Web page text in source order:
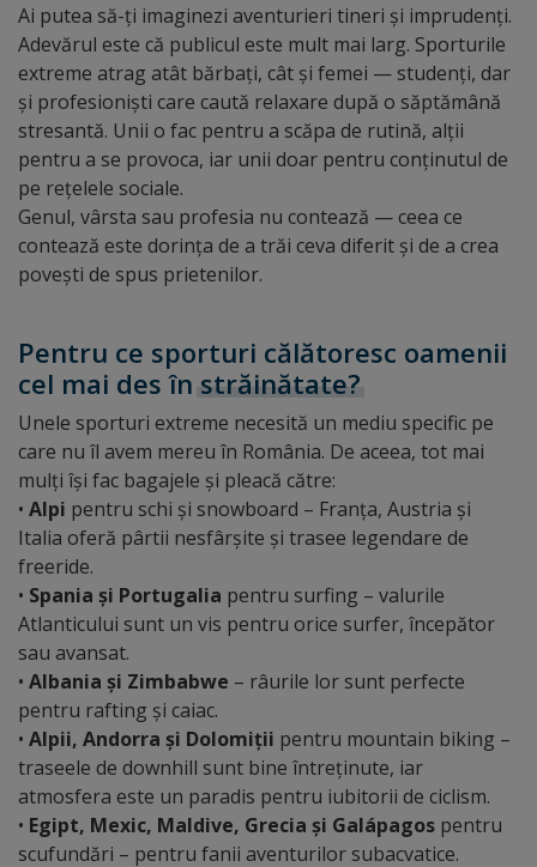
Ai putea să-ți imaginezi aventurieri tineri și imprudenți.
Adevărul este că publicul este mult mai larg. Sporturile
extreme atrag atât bărbați, cât și femei — studenți, dar
și profesioniști care caută relaxare după o săptămână
stresantă. Unii o fac pentru a scăpa de rutină, alții
pentru a se provoca, iar unii doar pentru conținutul de
pe rețelele sociale.
Genul, vârsta sau profesia nu contează — ceea ce
contează este dorința de a trăi ceva diferit și de a crea
povești de spus prietenilor.
Pentru ce sporturi călătoresc oamenii
cel mai des în străinătate?
Unele sporturi extreme necesită un mediu specific pe
care nu îl avem mereu în România. De aceea, tot mai
mulți își fac bagajele și pleacă către:
• Alpi pentru schi și snowboard – Franța, Austria și
Italia oferă pârtii nesfârșite și trasee legendare de
freeride.
• Spania și Portugalia pentru surfing – valurile
Atlanticului sunt un vis pentru orice surfer, începător
sau avansat.
• Albania și Zimbabwe – râurile lor sunt perfecte
pentru rafting și caiac.
• Alpii, Andorra și Dolomiții pentru mountain biking –
traseele de downhill sunt bine întreținute, iar
atmosfera este un paradis pentru iubitorii de ciclism.
• Egipt, Mexic, Maldive, Grecia și Galápagos pentru
scufundări – pentru fanii aventurilor subacvatice.